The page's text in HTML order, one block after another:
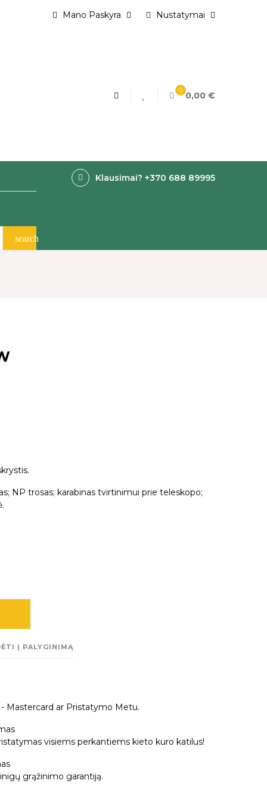
Nustatymai
Mano Paskyra
0 0,00 €
search
Klausimai? +370 688 89995
NP trosas; karabinas tvirtinimui prie teleskopo;
Į PALYGINIMĄ
- Mastercard ar Pristatymo Metu.
visiems perkantiems kieto kuro katilus!
grąžinimo garantiją.